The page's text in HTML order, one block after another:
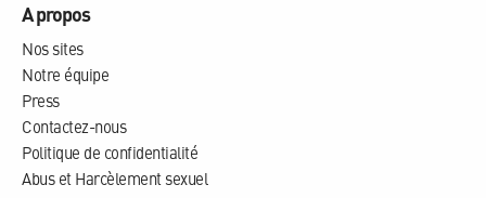
A propos
Nos sites
Notre équipe
Press
Contactez-nous
Politique de confidentialité
Abus et Harcèlement sexuel